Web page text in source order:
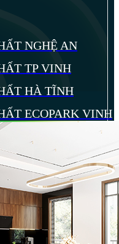
NGHỆ AN
TP VINH
HÀ TĨNH
ECOPARK VINH